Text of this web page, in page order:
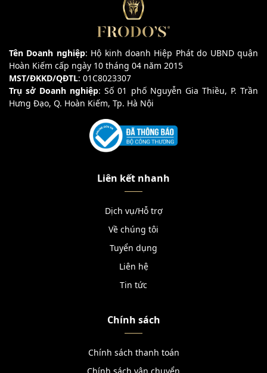
Tên Doanh nghiệp: Hộ kinh doanh Hiệp Phát do UBND quận
Hoàn Kiếm cấp ngày 10 tháng 04 năm 2015
MST/ĐKKD/QĐTL: 01C8023307
Trụ sở Doanh nghiệp: Số 01 phố Nguyễn Gia Thiều, P. Trần
Hưng Đạo, Q. Hoàn Kiếm, Tp. Hà Nội
Liên kết nhanh
Dịch vụ/Hỗ trợ
Về chúng tôi
Tuyển dụng
Liên hệ
Tin tức
Chính sách
Chính sách thanh toán